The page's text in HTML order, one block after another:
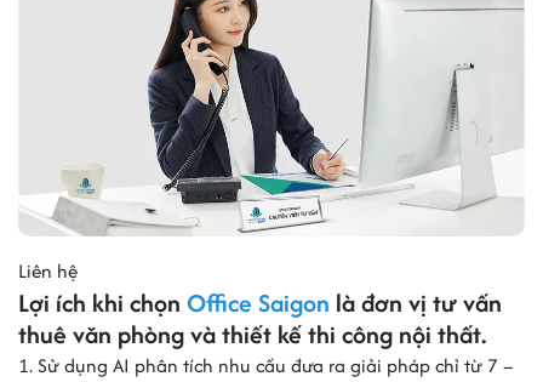
Liên hệ
Lợi ích khi chọn Office Saigon là đơn vị tư vấn
thuê văn phòng và thiết kế thi công nội thất.
1. Sử dụng AI phân tích nhu cầu đưa ra giải pháp chỉ từ 7 –